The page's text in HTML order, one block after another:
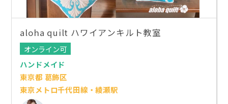
aloha quilt ハワイアンキルト教室
オンライン可
ハンドメイド
東京都 葛飾区
東京メトロ千代田線・綾瀬駅